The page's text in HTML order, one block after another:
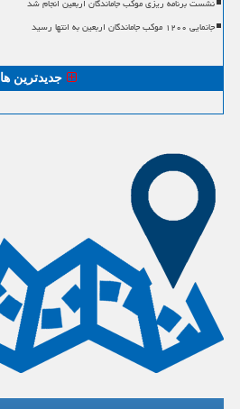
نشست برنامه ریزی موکب جاماندگان اربعین انجام شد
جانمایی ۱۲۰۰ موکب جاماندگان اربعین به انتها رسید
جدیدترین ها